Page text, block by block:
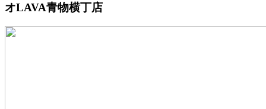
オLAVA青物横丁店